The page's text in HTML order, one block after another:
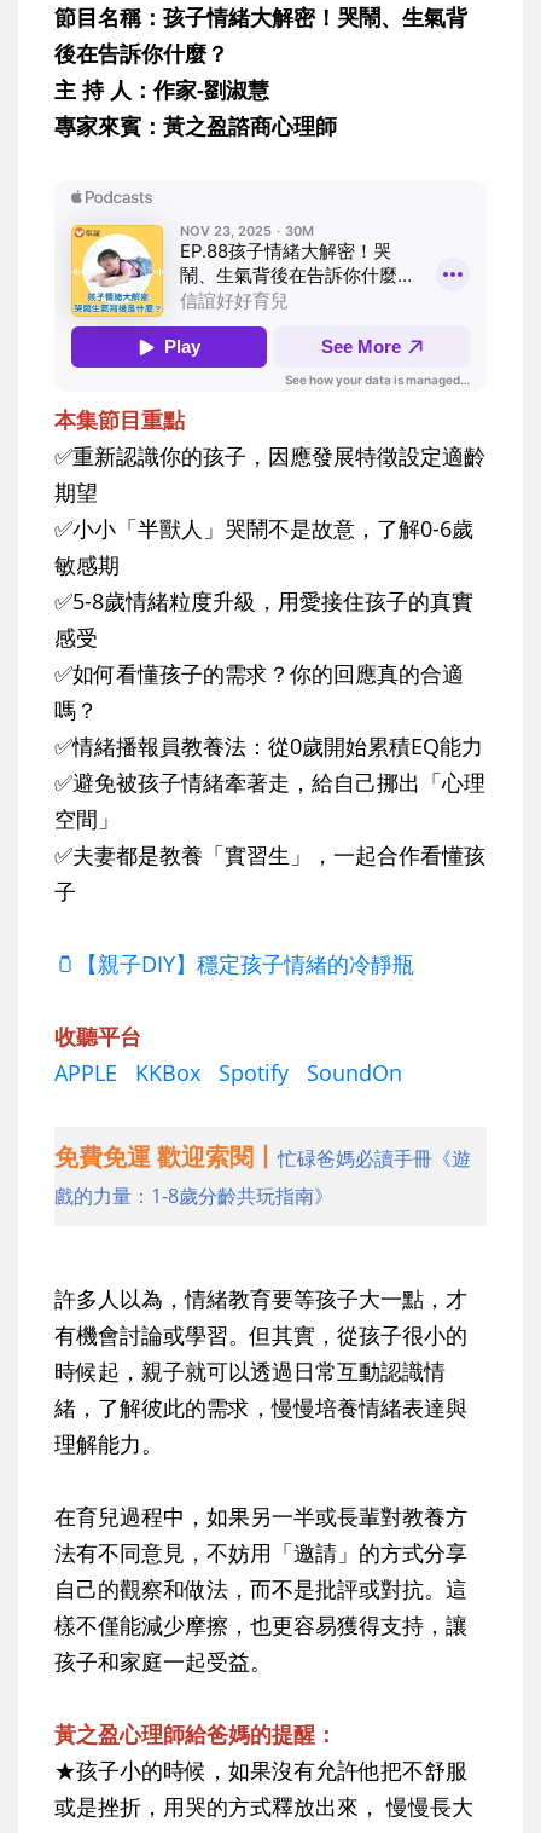
節目名稱：孩子情緒大解密！哭鬧、生氣背
後在告訴你什麼？
主 持 人：作家-劉淑慧
專家來賓：黃之盈諮商心理師
本集節目重點
✅重新認識你的孩子，因應發展特徵設定適齡
期望
✅小小「半獸人」哭鬧不是故意，了解0-6歲
敏感期
✅5-8歲情緒粒度升級，用愛接住孩子的真實
感受
✅如何看懂孩子的需求？你的回應真的合適
嗎？
✅情緒播報員教養法：從0歲開始累積EQ能力
✅避免被孩子情緒牽著走，給自己挪出「心理
空間」
✅夫妻都是教養「實習生」，一起合作看懂孩
子
🫙【親子DIY】穩定孩子情緒的冷靜瓶
收聽平台
APPLE
KKBox Spotify SoundOn
免費免運 歡迎索閱丨忙碌爸媽必讀手冊《遊
戲的力量：1-8歲分齡共玩指南》
許多人以為，情緒教育要等孩子大一點，才
有機會討論或學習。但其實，從孩子很小的
時候起，親子就可以透過日常互動認識情
緒，了解彼此的需求，慢慢培養情緒表達與
理解能力。
在育兒過程中，如果另一半或長輩對教養方
法有不同意見，不妨用「邀請」的方式分享
自己的觀察和做法，而不是批評或對抗。這
樣不僅能減少摩擦，也更容易獲得支持，讓
孩子和家庭一起受益。
黃之盈心理師給爸媽的提醒：
★孩子小的時候，如果沒有允許他把不舒服
或是挫折，用哭的方式釋放出來， 慢慢長大